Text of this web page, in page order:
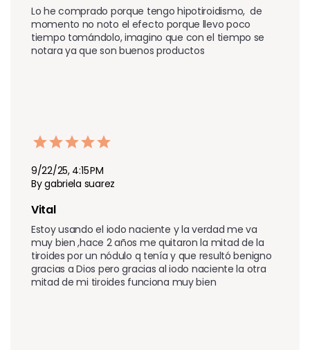
Lo he comprado porque tengo hipotiroidismo,  de
momento no noto el efecto porque llevo poco
tiempo tomándolo, imagino que con el tiempo se
notara ya que son buenos productos
9/22/25, 4:15 PM
By gabriela suarez
Vital
Estoy usando el iodo naciente y la verdad me va
muy bien ,hace 2 años me quitaron la mitad de la
tiroides por un nódulo q tenía y que resultó benigno
gracias a Dios pero gracias al iodo naciente la otra
mitad de mi tiroides funciona muy bien